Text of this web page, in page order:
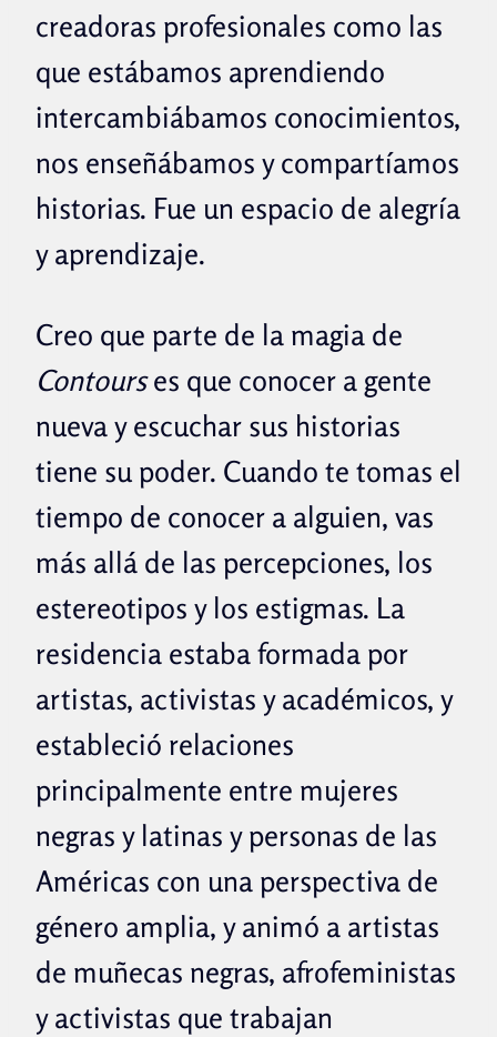
creadoras profesionales como las
que estábamos aprendiendo
intercambiábamos conocimientos,
nos enseñábamos y compartíamos
historias. Fue un espacio de alegría
y aprendizaje.
Creo que parte de la magia de
Contourses que conocer a gente
nueva y escuchar sus historias
tiene su poder. Cuando te tomas el
tiempo de conocer a alguien, vas
más allá de las percepciones, los
estereotipos y los estigmas. La
residencia estaba formada por
artistas, activistas y académicos, y
estableció relaciones
principalmente entre mujeres
negras y latinas y personas de las
Américas con una perspectiva de
género amplia, y animó a artistas
de muñecas negras, afrofeministas
y activistas que trabajan